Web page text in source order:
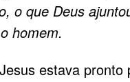
o que Deus
homem.
estava pronto